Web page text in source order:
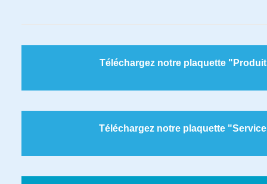
Téléchargez notre plaquette
Téléchargez notre plaquette